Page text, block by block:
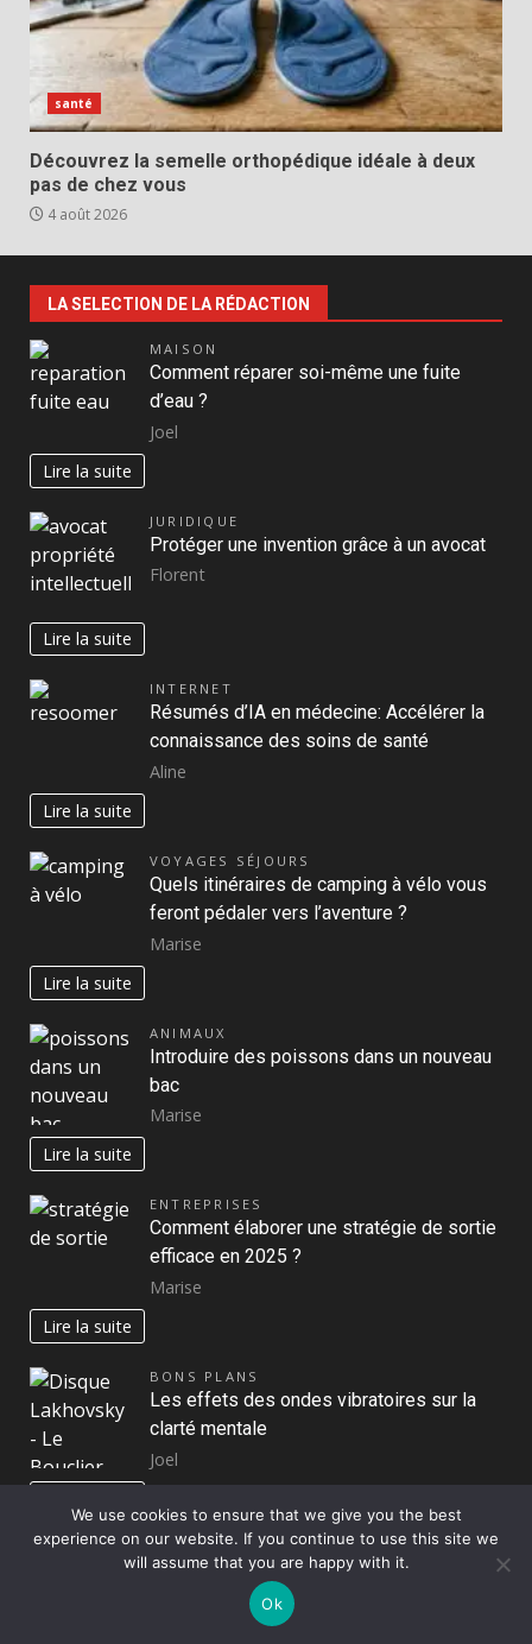
santé
Découvrez la semelle orthopédique idéale à deux
pas de chez vous
4 août 2026
LA SELECTION DE LA RÉDACTION
MAISON
Comment réparer soi-même une fuite
d’eau ?
Joel
Lire la suite
JURIDIQUE
Protéger une invention grâce à un avocat
Florent
Lire la suite
INTERNET
Résumés d’IA en médecine: Accélérer la
connaissance des soins de santé
Aline
Lire la suite
VOYAGES SÉJOURS
Quels itinéraires de camping à vélo vous
feront pédaler vers l’aventure ?
Marise
Lire la suite
ANIMAUX
Introduire des poissons dans un nouveau
bac
Marise
Lire la suite
ENTREPRISES
Comment élaborer une stratégie de sortie
efficace en 2025 ?
Marise
Lire la suite
BONS PLANS
Les effets des ondes vibratoires sur la
clarté mentale
Joel
BIEN-ÊTRE
Top recettes Dukan pour conserver une
silhouette svelte
We use cookies to ensure that we give you the best
experience on our website. If you continue to use this site we
will assume that you are happy with it.
Ok